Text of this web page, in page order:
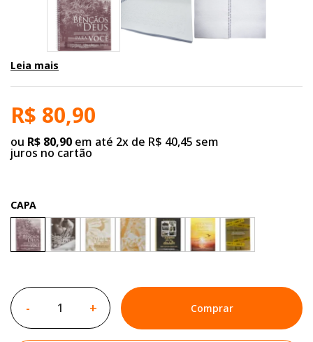
Leia mais
R$ 80,90
ou R$ 80,90 em até 2x de R$ 40,45 sem
juros no cartão
CAPA
- + Comprar